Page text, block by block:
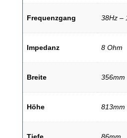
Frequenzgang 38Hz –
Impedanz 8 Ohm
Breite 356mm
Höhe 813mm
Tiefe 86mm